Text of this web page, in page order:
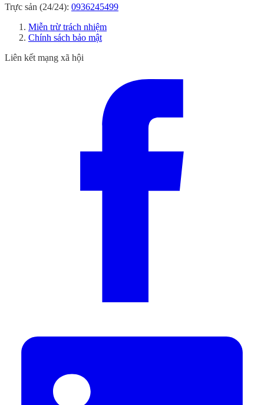
Trực sản (24/24): 0936245499
Miễn trừ trách nhiệm
Chính sách bảo mật
Liên kết mạng xã hội